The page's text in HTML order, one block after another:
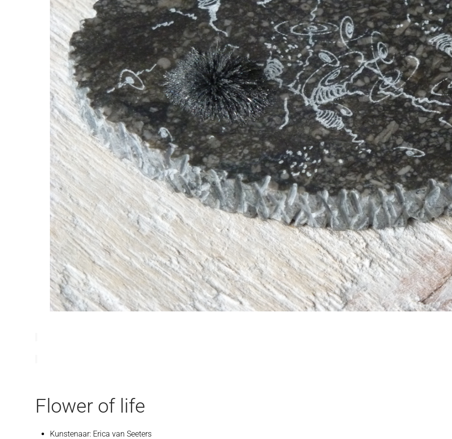
Flower of life
Kunstenaar: Erica van Seeters